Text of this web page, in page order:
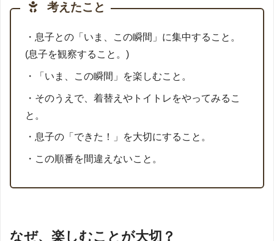
考えたこと
・息子との「いま、この瞬間」に集中すること。
(息子を観察すること。)
・「いま、この瞬間」を楽しむこと。
・そのうえで、着替えやトイトレをやってみるこ
と。
・息子の「できた！」を大切にすること。
・この順番を間違えないこと。
なぜ、楽しむことが大切？